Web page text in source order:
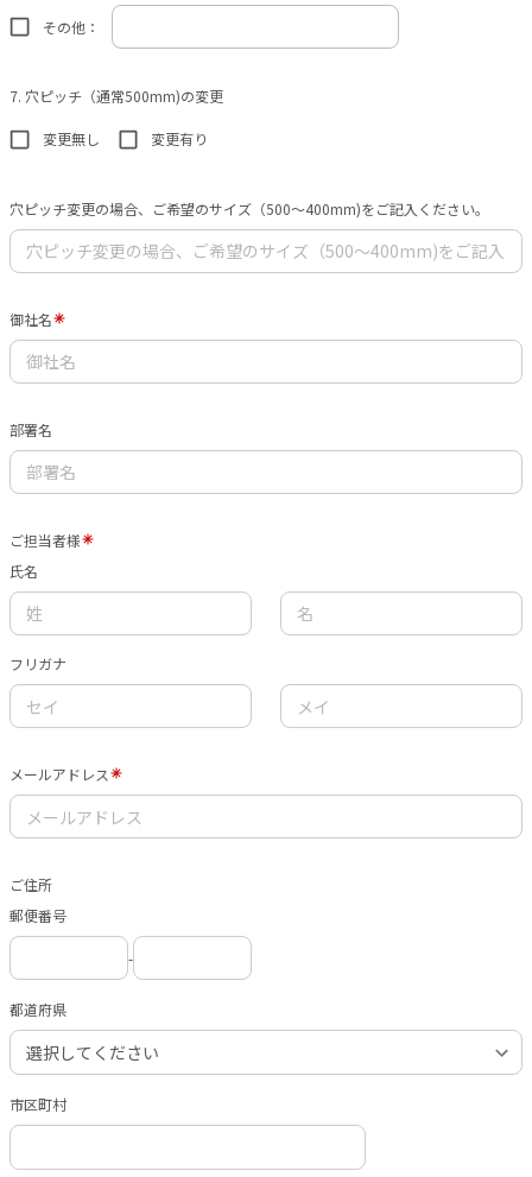
その他：
7. 穴ピッチ（通常500mm)の変更
変更無し 変更有り
穴ピッチ変更の場合、ご希望のサイズ（500〜400mm)をご記入ください。
御社名
部署名
ご担当者様
氏名
フリガナ
メールアドレス
ご住所
郵便番号
-
都道府県
市区町村